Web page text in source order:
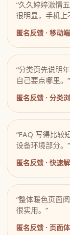
“久久婷婷激情
很明显，手机上
匿名反馈 · 移动端
“分类页先说明
自己要点哪里。”
匿名反馈 · 分类
“FAQ 写得比较
设备环境部分。”
匿名反馈 · 快速
“整体暖色页面
很实用。”
匿名反馈 · 页面